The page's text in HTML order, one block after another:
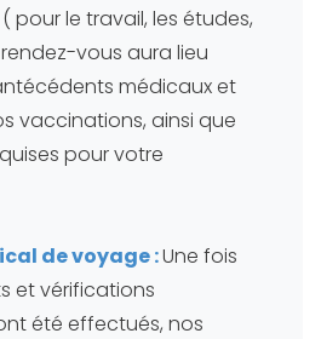
pour le travail, les études,
vous aura lieu
médicaux et
vaccinations, ainsi que
pour votre
de voyage :Une fois
et vérifications
été effectués, nos